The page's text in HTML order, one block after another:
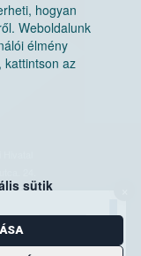
hogyan
Weboldalunk
élmény
kattintson az
sütik
30.